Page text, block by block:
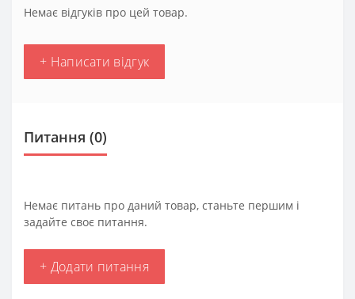
Немає відгуків про цей товар.
+ Написати відгук
Питання (0)
Немає питань про даний товар, станьте першим і
задайте своє питання.
+ Додати питання